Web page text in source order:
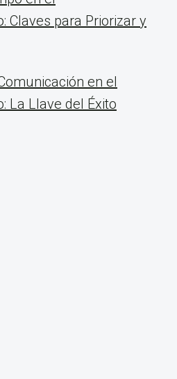
Claves para Priorizar y
en el
La Llave del Éxito